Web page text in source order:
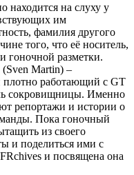
находится на слуху у
им
фамилия другого
того, что её носитель,
гоночной разметки.
Martin) –
плотно работающий с GT
сокровищницы. Именно
репортажи и истории о
Пока гоночный
из своего
и поделиться ими с
и посвящена она